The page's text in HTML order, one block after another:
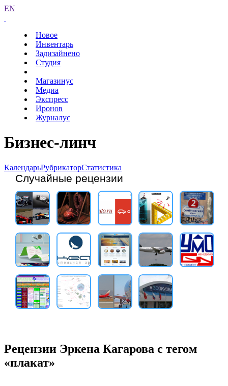
EN
Новое
Инвентарь
Задизайнено
Студия
Магазинус
Медиа
Экспресс
Иронов
Журналус
Бизнес-линч
КалендарьРубрикаторСтатистика
Случайные рецензии
Рецензии Эркена Кагарова с тегом
«плакат»